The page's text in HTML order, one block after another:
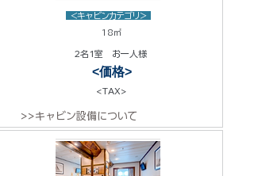
<キャビンカテゴリ>
18㎡
2名1室 お一人様
<価格>
<TAX>
>>キャビン設備について